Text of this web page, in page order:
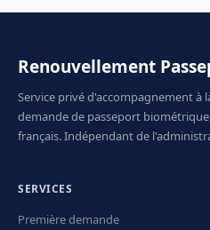
Renouvellement
Service privé d'accompagnement à
demande de passeport biométrique
français. Indépendant de
SERVICES
Première demande